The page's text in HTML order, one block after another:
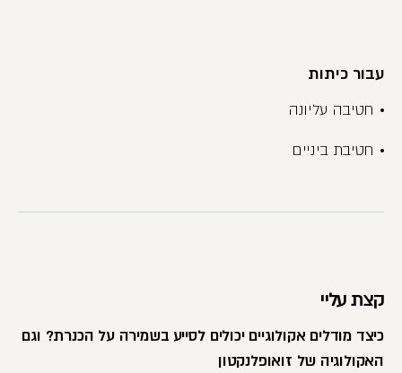
עבור כיתות
חטיבה עליונה
חטיבת ביניים
קצת עליי
כיצד מודלים אקולוגיים יכולים לסייע בשמירה על הכנרת? וגם
האקולוגיה של זואופלנקטון